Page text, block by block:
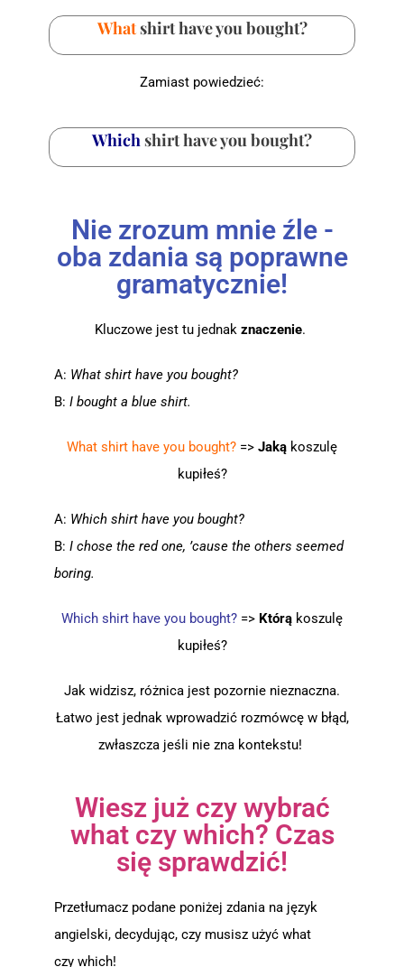
Whatshirt have you bought?
Zamiast powiedzieć:
Which shirt have you bought?
Nie zrozum mnie źle -
oba zdania są poprawne
gramatycznie!
Kluczowe jest tu jednak znaczenie.
A: What shirt have you bought?
B: I bought a blue shirt.
What shirt have you bought? => Jaką koszulę
kupiłeś?
A: Which shirt have you bought?
B: I chose the red one, ’cause the others seemed
boring.
Which shirt have you bought? => Którą koszulę
kupiłeś?
Jak widzisz, różnica jest pozornie nieznaczna.
Łatwo jest jednak wprowadzić rozmówcę w błąd,
zwłaszcza jeśli nie zna kontekstu!
Wiesz już czy wybrać
what czy which? Czas
się sprawdzić!
Przetłumacz podane poniżej zdania na język
angielski, decydując, czy musisz użyć what
czy which!